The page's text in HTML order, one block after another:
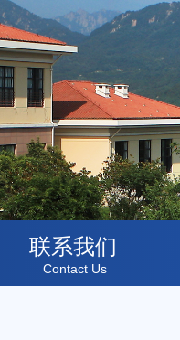
联系我们
Contact Us